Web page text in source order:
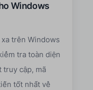
Windows
trên Windows
tra toàn diện
truy cập, mã
tốt nhất về